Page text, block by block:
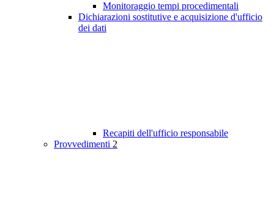
Monitoraggio tempi procedimentali
Dichiarazioni sostitutive e acquisizione d'ufficio
dei dati
Recapiti dell'ufficio responsabile
Provvedimenti 2